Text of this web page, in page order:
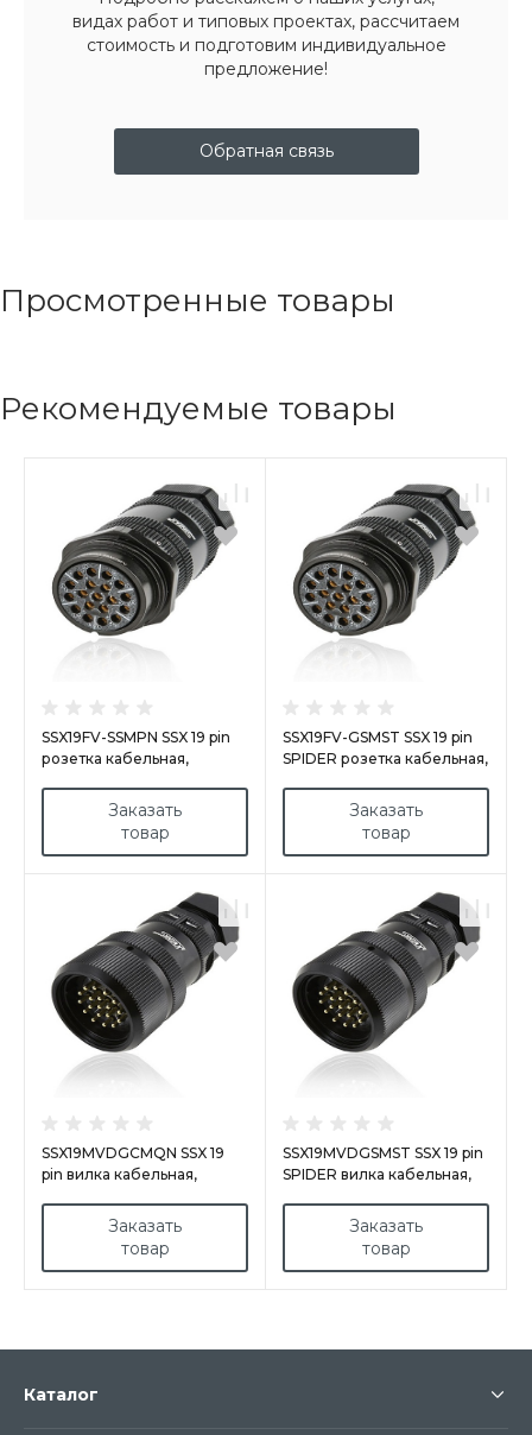
видах работ и типовых проектах, рассчитаем
стоимость и подготовим индивидуальное
предложение!
Обратная связь
Просмотренные товары
Рекомендуемые товары
SSX19FV-SSMPN SSX 19 pin
розетка кабельная,
контактов, под пайку (каб.
Заказать
товар
SSX19FV-GSMST SSX 19 pin
SPIDER розетка кабельная,
контактов, под пайку,
Заказать
товар
SSX19MVDGCMQN SSX 19
pin вилка кабельная,
золотом, под обжим (каб.
Заказать
товар
SSX19MVDGSMST SSX 19 pin
SPIDER вилка кабельная,
золотом, под пайку,
Заказать
товар
Каталог